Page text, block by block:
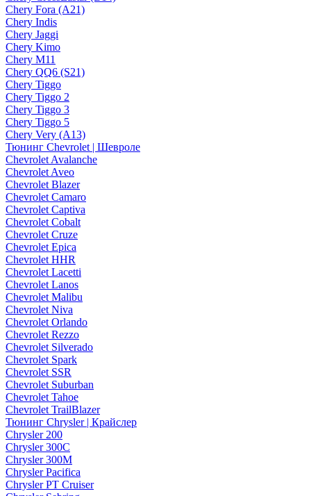
Chery Fora (A21)
Chery Indis
Chery Jaggi
Chery Kimo
Chery M11
Chery QQ6 (S21)
Chery Tiggo
Chery Tiggo 2
Chery Tiggo 3
Chery Tiggo 5
Chery Very (A13)
Тюнинг Chevrolet | Шевроле
Chevrolet Avalanche
Chevrolet Aveo
Chevrolet Blazer
Chevrolet Camaro
Chevrolet Captiva
Chevrolet Cobalt
Chevrolet Cruze
Chevrolet Epica
Chevrolet HHR
Chevrolet Lacetti
Chevrolet Lanos
Chevrolet Malibu
Chevrolet Niva
Chevrolet Orlando
Chevrolet Rezzo
Chevrolet Silverado
Chevrolet Spark
Chevrolet SSR
Chevrolet Suburban
Chevrolet Tahoe
Chevrolet TrailBlazer
Тюнинг Chrysler | Крайслер
Chrysler 200
Chrysler 300C
Chrysler 300M
Chrysler Pacifica
Chrysler PT Cruiser